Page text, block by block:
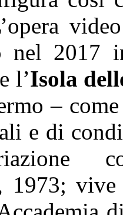
nel 2017
l’Isola
–
e di
1973;